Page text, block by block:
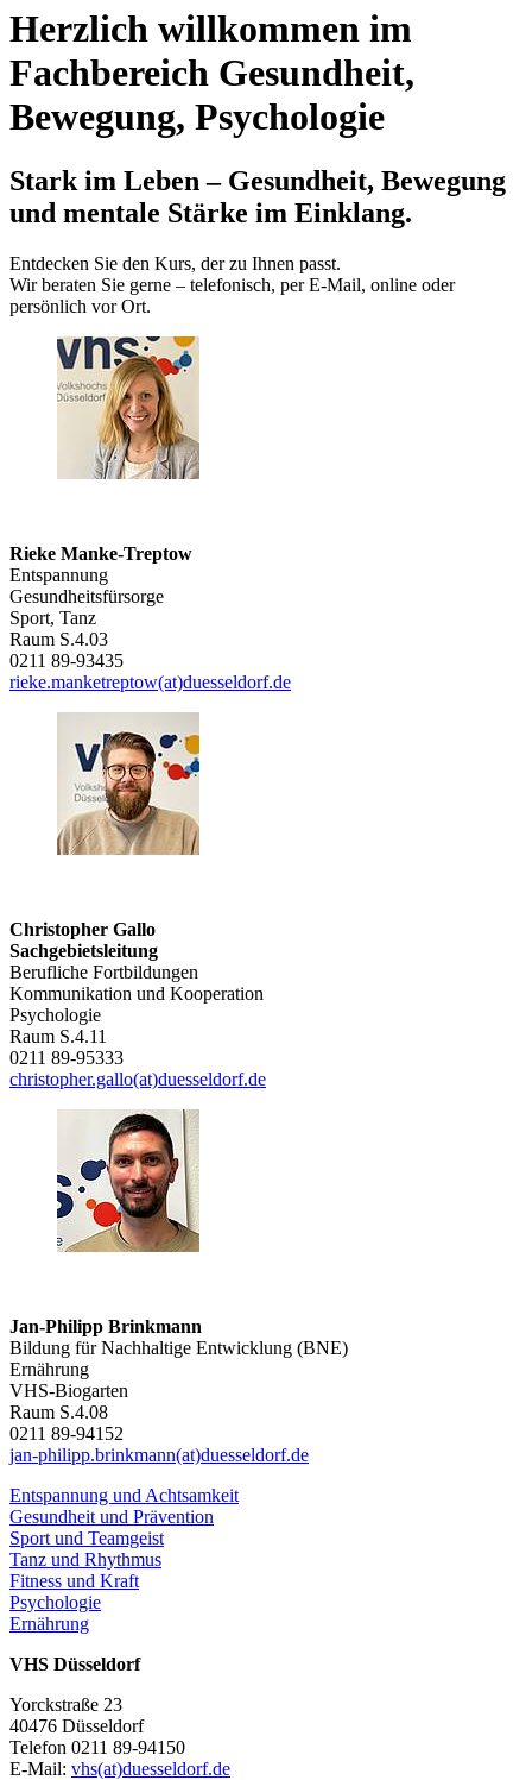
Herzlich willkommen im
Fachbereich Gesundheit,
Bewegung, Psychologie
Stark im Leben – Gesundheit, Bewegung
und mentale Stärke im Einklang.
Entdecken Sie den Kurs, der zu Ihnen passt.
Wir beraten Sie gerne – telefonisch, per E‑Mail, online oder
persönlich vor Ort.
Rieke Manke-Treptow
Entspannung
Gesundheitsfürsorge
Sport, Tanz
Raum S.4.03
0211 89-93435
rieke.manketreptow(at)duesseldorf.de
Christopher Gallo
Sachgebietsleitung
Berufliche Fortbildungen
Kommunikation und Kooperation
Psychologie
Raum S.4.11
0211 89-95333
christopher.gallo(at)duesseldorf.de
Jan-Philipp Brinkmann
Bildung für Nachhaltige Entwicklung (BNE)
Ernährung
VHS-Biogarten
Raum S.4.08
0211 89-94152
jan-philipp.brinkmann(at)duesseldorf.de
Entspannung und Achtsamkeit
Gesundheit und Prävention
Sport und Teamgeist
Tanz und Rhythmus
Fitness und Kraft
Psychologie
Ernährung
VHS Düsseldorf
Yorckstraße 23
40476 Düsseldorf
Telefon 0211 89-94150
E-Mail: vhs(at)duesseldorf.de